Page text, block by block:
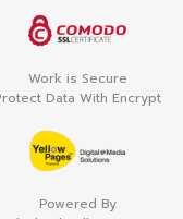
Work is Secure
Data With Encrypt
Powered By